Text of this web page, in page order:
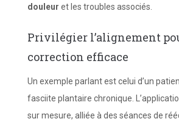
douleur et les troubles associés.
Privilégier l’alignement
correction efficace
Un exemple parlant est celui d’un
fasciite plantaire chronique.
sur mesure, alliée à des séances de